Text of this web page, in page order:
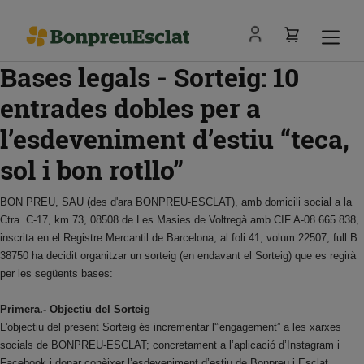
Bases legals - Sorteig: 10
entrades dobles per a
l’esdeveniment d’estiu “teca,
sol i bon rotllo”
BON PREU, SAU (des d'ara BONPREU-ESCLAT), amb domicili social a la
Ctra. C-17, km.73, 08508 de Les Masies de Voltregà amb CIF A-08.665.838,
inscrita en el Registre Mercantil de Barcelona, al foli 41, volum 22507, full B
38750 ha decidit organitzar un sorteig (en endavant el Sorteig) que es regirà
per les següents bases:
Primera.- Objectiu del Sorteig
L'objectiu del present Sorteig és incrementar l'”engagement” a les xarxes
socials de BONPREU-ESCLAT; concretament a l’aplicació d’Instagram i